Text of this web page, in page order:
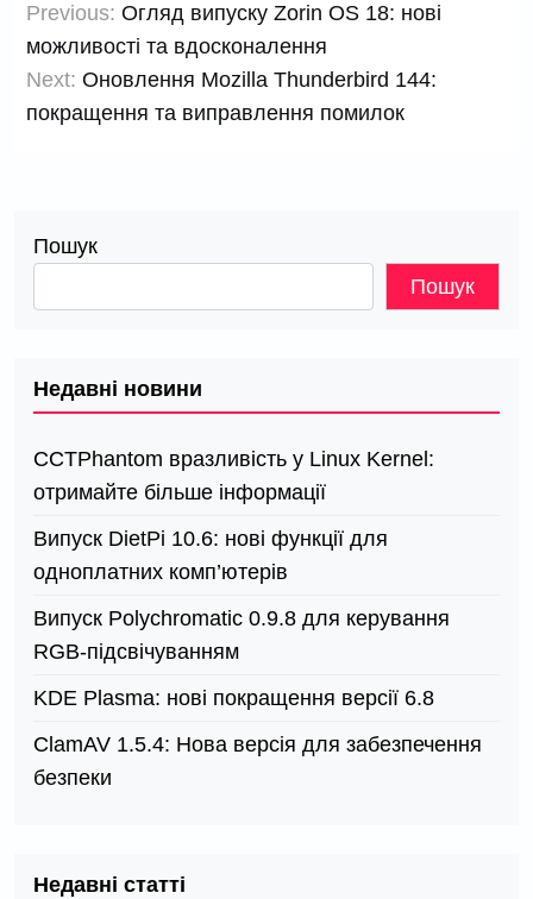
записів
Previous: Огляд випуску Zorin OS 18: нові
можливості та вдосконалення
Next: Оновлення Mozilla Thunderbird 144:
покращення та виправлення помилок
Пошук
Пошук
Недавні новини
СCTPhantom вразливість у Linux Kernel:
отримайте більше інформації
Випуск DietPi 10.6: нові функції для
одноплатних комп’ютерів
Випуск Polychromatic 0.9.8 для керування
RGB-підсвічуванням
KDE Plasma: нові покращення версії 6.8
ClamAV 1.5.4: Нова версія для забезпечення
безпеки
Недавні статті